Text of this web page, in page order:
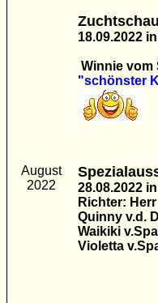
18.09.2022
Winnie vom
"schönster
August
2022
28.08.2022
Richter:
Quinny v.d.
Waikiki
Violetta